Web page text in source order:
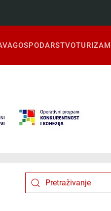
GOSPODARSTVOTURIZAM